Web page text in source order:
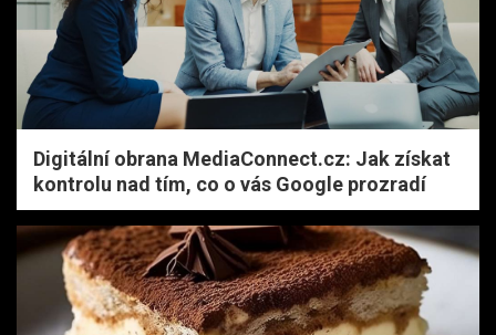
Digitální obrana MediaConnect.cz: Jak získat
kontrolu nad tím, co o vás Google prozradí